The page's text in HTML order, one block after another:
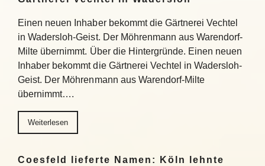
Einen neuen Inhaber bekommt die Gärtnerei Vechtel
in Wadersloh-Geist. Der Möhrenmann aus Warendorf-
Milte übernimmt. Über die Hintergründe. Einen neuen
Inhaber bekommt die Gärtnerei Vechtel in Wadersloh-
Geist. Der Möhrenmann aus Warendorf-Milte
übernimmt….
Weiterlesen
Coesfeld lieferte Namen: Köln lehnte